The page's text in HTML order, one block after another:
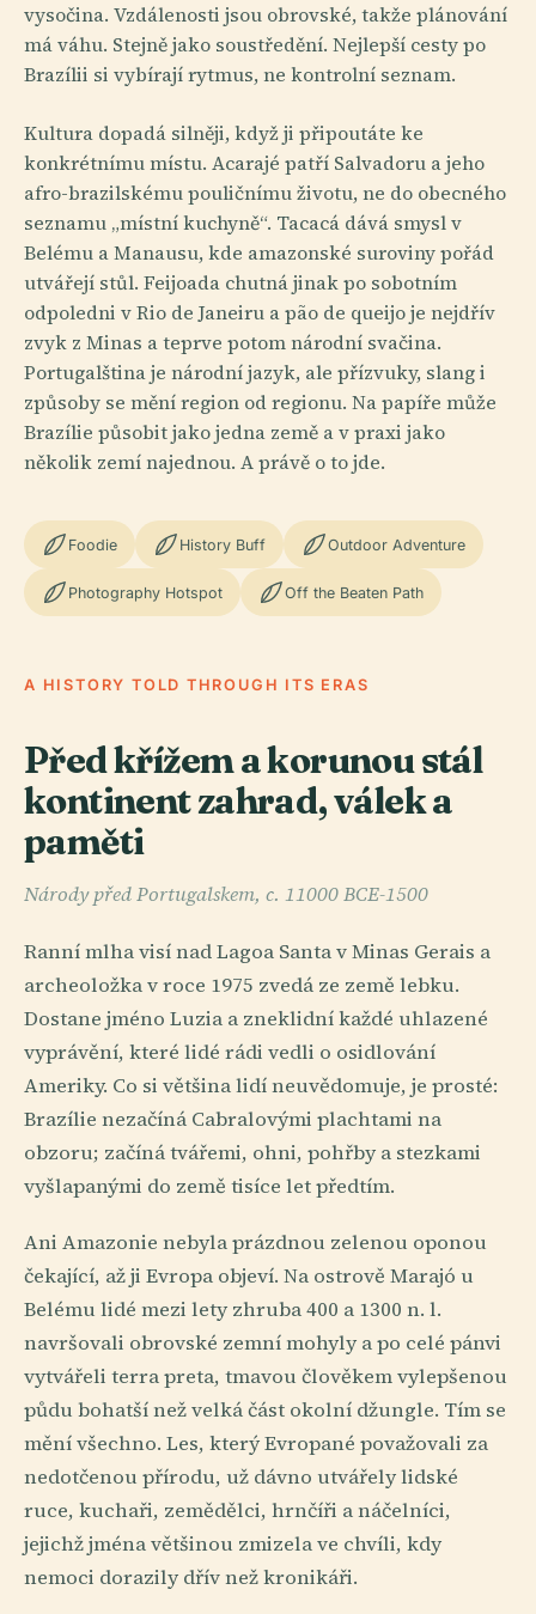
vysočina. Vzdálenosti jsou obrovské, takže plánování
má váhu. Stejně jako soustředění. Nejlepší cesty po
Brazílii si vybírají rytmus, ne kontrolní seznam.
Kultura dopadá silněji, když ji připoutáte ke
konkrétnímu místu. Acarajé patří Salvadoru a jeho
afro-brazilskému pouličnímu životu, ne do obecného
seznamu „místní kuchyně“. Tacacá dává smysl v
Belému a Manausu, kde amazonské suroviny pořád
utvářejí stůl. Feijoada chutná jinak po sobotním
odpoledni v Rio de Janeiru a pão de queijo je nejdřív
zvyk z Minas a teprve potom národní svačina.
Portugalština je národní jazyk, ale přízvuky, slang i
způsoby se mění region od regionu. Na papíře může
Brazílie působit jako jedna země a v praxi jako
několik zemí najednou. A právě o to jde.
Foodie History Buff Outdoor Adventure
Photography Hotspot Off the Beaten Path
A HISTORY TOLD THROUGH ITS ERAS
Před křížem a korunou stál
kontinent zahrad, válek a
paměti
Národy před Portugalskem, c. 11000 BCE-1500
Ranní mlha visí nad Lagoa Santa v Minas Gerais a
archeoložka v roce 1975 zvedá ze země lebku.
Dostane jméno Luzia a zneklidní každé uhlazené
vyprávění, které lidé rádi vedli o osidlování
Ameriky. Co si většina lidí neuvědomuje, je prosté:
Brazílie nezačíná Cabralovými plachtami na
obzoru; začíná tvářemi, ohni, pohřby a stezkami
vyšlapanými do země tisíce let předtím.
Ani Amazonie nebyla prázdnou zelenou oponou
čekající, až ji Evropa objeví. Na ostrově Marajó u
Belému lidé mezi lety zhruba 400 a 1300 n. l.
navršovali obrovské zemní mohyly a po celé pánvi
vytvářeli terra preta, tmavou člověkem vylepšenou
půdu bohatší než velká část okolní džungle. Tím se
mění všechno. Les, který Evropané považovali za
nedotčenou přírodu, už dávno utvářely lidské
ruce, kuchaři, zemědělci, hrnčíři a náčelníci,
jejichž jména většinou zmizela ve chvíli, kdy
nemoci dorazily dřív než kronikáři.